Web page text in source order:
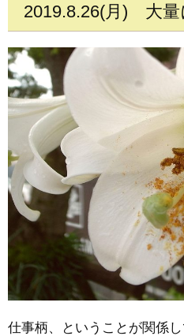
2019.8.26(月) 大量
仕事柄、ということが関係